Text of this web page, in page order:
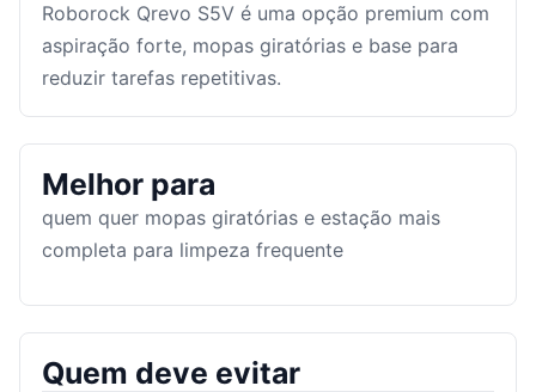
Roborock Qrevo S5V é uma opção premium com
aspiração forte, mopas giratórias e base para
reduzir tarefas repetitivas.
Melhor para
quem quer mopas giratórias e estação mais
completa para limpeza frequente
Quem deve evitar